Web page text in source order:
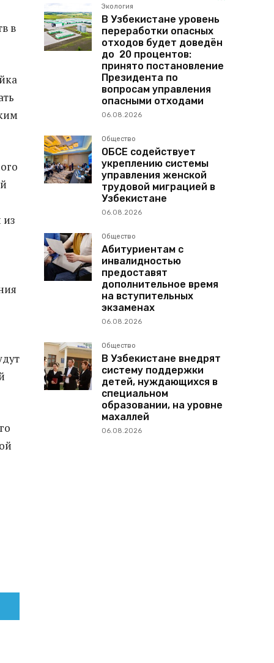
в
из
Экология
В Узбекистане уровень
переработки опасных
отходов будет доведён
до 20 процентов:
принято постановление
Президента по
вопросам управления
опасными отходами
06.08.2026
Общество
ОБСЕ содействует
укреплению системы
управления женской
трудовой миграцией в
Узбекистане
06.08.2026
Общество
Абитуриентам с
инвалидностью
предоставят
дополнительное время
на вступительных
экзаменах
06.08.2026
Общество
В Узбекистане внедрят
систему поддержки
детей, нуждающихся в
специальном
образовании, на уровне
махаллей
06.08.2026